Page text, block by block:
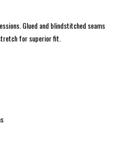
Glued and blindstitched seams
for superior fit.